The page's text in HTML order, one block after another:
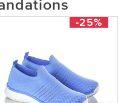
-25%